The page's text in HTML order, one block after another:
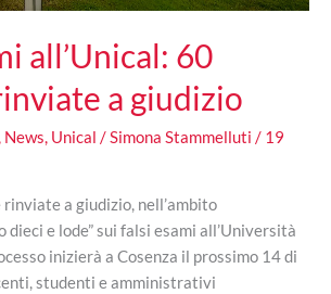
all’Unical: 60
a giudizio
News, Unical /Simona Stammelluti / 19
rinviate a giudizio, nell’ambito
dieci e lode” sui falsi esami all’Università
inizierà a Cosenza il prossimo 14 di
studenti e amministrativi